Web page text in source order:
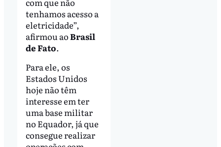
tenhamos acesso a
eletricidade”,
afirmou aoBrasil
de Fato.
Para ele, os
Estados Unidos
hoje não têm
interesse em ter
uma base militar
no Equador, já que
consegue realizar